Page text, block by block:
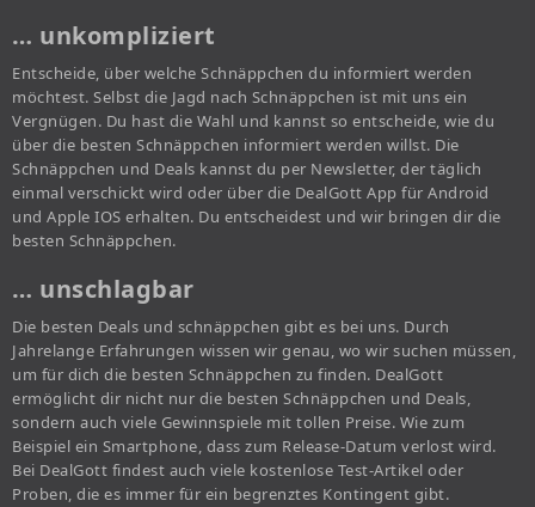
… unkompliziert
Entscheide, über welche Schnäppchen du informiert werden
möchtest. Selbst die Jagd nach Schnäppchen ist mit uns ein
Vergnügen. Du hast die Wahl und kannst so entscheide, wie du
über die besten Schnäppchen informiert werden willst. Die
Schnäppchen und Deals kannst du per Newsletter, der täglich
einmal verschickt wird oder über die DealGott App für Android
und Apple IOS erhalten. Du entscheidest und wir bringen dir die
besten Schnäppchen.
… unschlagbar
Die besten Deals und schnäppchen gibt es bei uns. Durch
Jahrelange Erfahrungen wissen wir genau, wo wir suchen müssen,
um für dich die besten Schnäppchen zu finden. DealGott
ermöglicht dir nicht nur die besten Schnäppchen und Deals,
sondern auch viele Gewinnspiele mit tollen Preise. Wie zum
Beispiel ein Smartphone, dass zum Release-Datum verlost wird.
Bei DealGott findest auch viele kostenlose Test-Artikel oder
Proben, die es immer für ein begrenztes Kontingent gibt.